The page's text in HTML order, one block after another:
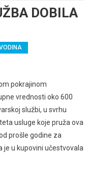
DOBILA
pokrajinom
vrednosti oko 600
službi, u svrhu
usluge koje pruža ova
prošle godine za
je u kupovini učestvovala